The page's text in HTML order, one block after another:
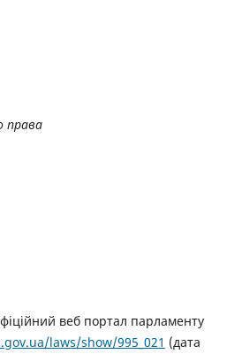
права
веб портал парламенту
laws/show/995_021 (дата